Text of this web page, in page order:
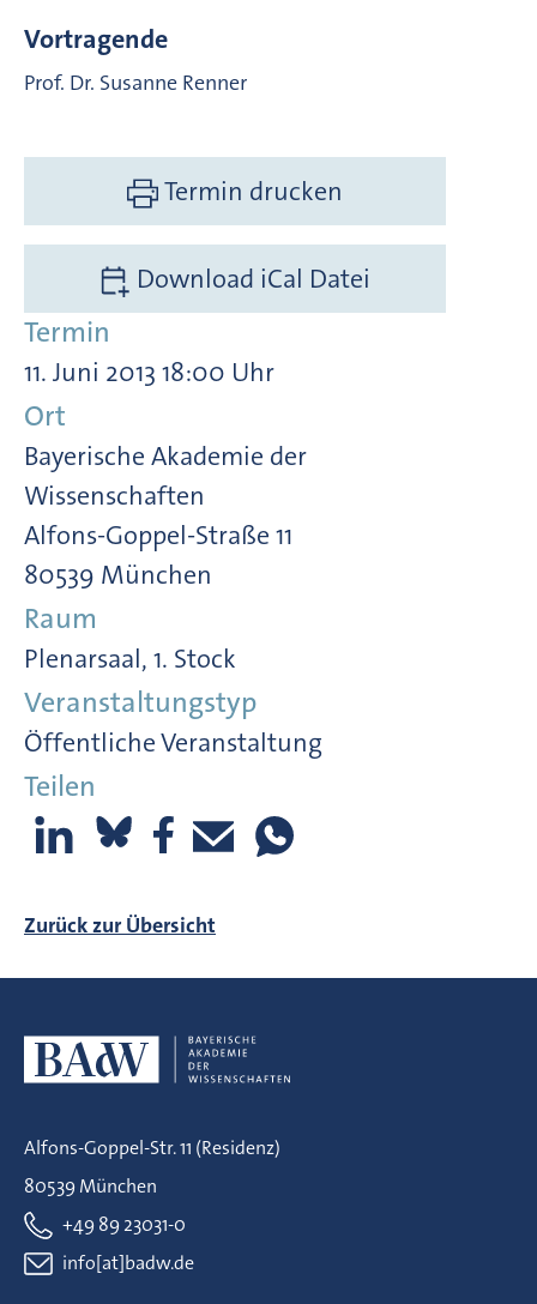
Vortragende
Prof. Dr. Susanne Renner
Termin drucken
Download iCal Datei
Termin
11. Juni 2013 18:00 Uhr
Ort
Bayerische Akademie der
Wissenschaften
Alfons-Goppel-Straße 11
80539 München
Raum
Plenarsaal, 1. Stock
Veranstaltungstyp
Öffentliche Veranstaltung
Teilen
Zurück zur Übersicht
Alfons-Goppel-Str. 11 (Residenz)
80539 München
+49 89 23031-0
info[at]badw.de